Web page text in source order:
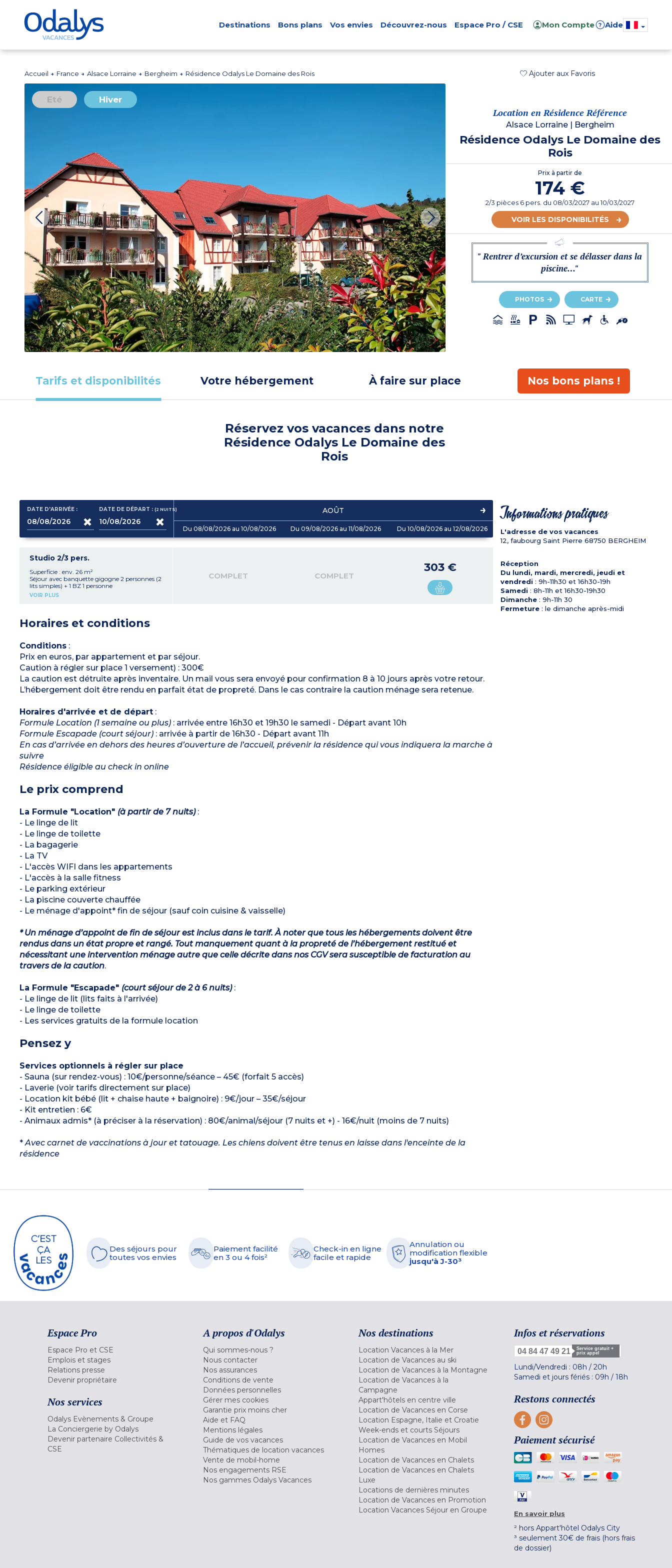
Destinations Bons plans Vos envies Découvrez-nous Espace Pro / CSE Mon Compte ? Aide
Accueil France Alsace Lorraine Bergheim Résidence Odalys Le Domaine des Rois Ajouter aux Favoris
Eté Hiver
Location en Résidence Référence
Alsace Lorraine| Bergheim
Résidence Odalys Le Domaine des
Rois
Prix à partir de
174 €
2/3 pièces 6 pers. du 08/03/2027 au 10/03/2027
VOIR LES DISPONIBILITÉS
" Rentrer d’excursion et se délasser dans la
piscine…"
PHOTOS CARTE
Tarifs et disponibilités Votre hébergement À faire sur place Nos bons plans !
Réservez vos vacances dans notre
Résidence Odalys Le Domaine des
Rois
DATE D'ARRIVÉE : DATE DE DÉPART :(2NUITS) AOÛT
Du 08/08/2026 au 10/08/2026 Du 09/08/2026 au 11/08/2026 Du 10/08/2026 au 12/08/2026
Studio 2/3 pers.
Superficie : env. 26 m²
Séjour avec banquette gigogne 2 personnes (2
lits simples) + 1 BZ 1 personne
Kitchenette équipée (plaque vitrocéramique,
VOIR PLUS
COMPLET COMPLET
303 €
Horaires et conditions
Conditions:
Prix en euros, par appartement et par séjour.
Caution à régler sur place 1 versement) : 300€
La caution est détruite après inventaire. Un mail vous sera envoyé pour confirmation 8 à 10 jours après votre retour.
L’hébergement doit être rendu en parfait état de propreté. Dans le cas contraire la caution ménage sera retenue.
Horaires d'arrivée et de départ:
Formule Location (1 semaine ou plus): arrivée entre 16h30 et 19h30 le samedi - Départ avant 10h
Formule Escapade (court séjour): arrivée à partir de 16h30 - Départ avant 11h
En cas d’arrivée en dehors des heures d’ouverture de l’accueil, prévenir la résidence qui vous indiquera la marche à
suivre
Résidence éligible au check in online
Le prix comprend
La Formule "Location" (à partir de 7 nuits):
- Le linge de lit
- Le linge de toilette
- La bagagerie
- La TV
- L'accès WIFI dans les appartements
- L'accès à la salle fitness
- Le parking extérieur
- La piscine couverte chauffée
- Le ménage d'appoint* fin de séjour (sauf coin cuisine & vaisselle)
* Un ménage d’appoint de fin de séjour est inclus dans le tarif. À noter que tous les hébergements doivent être
rendus dans un état propre et rangé. Tout manquement quant à la propreté de l’hébergement restitué et
nécessitant une intervention ménage autre que celle décrite dans nos CGV sera susceptible de facturation au
travers de la caution.
La Formule "Escapade" (court séjour de 2 à 6 nuits):
- Le linge de lit (lits faits à l'arrivée)
- Le linge de toilette
- Les services gratuits de la formule location
Pensez y
Services optionnels à régler sur place
- Sauna (sur rendez-vous) : 10€/personne/séance – 45€ (forfait 5 accès)
- Laverie (voir tarifs directement sur place)
- Location kit bébé (lit + chaise haute + baignoire) : 9€/jour – 35€/séjour
- Kit entretien : 6€
- Animaux admis* (à préciser à la réservation) : 80€/animal/séjour (7 nuits et +) - 16€/nuit (moins de 7 nuits)
*Avec carnet de vaccinations à jour et tatouage. Les chiens doivent être tenus en laisse dans l'enceinte de la
résidence
Informations pratiques
L'adresse de vos vacances
12, faubourg Saint Pierre 68750 BERGHEIM
Réception
Du lundi, mardi, mercredi, jeudi et
vendredi : 9h-11h30 et 16h30-19h
Samedi : 8h-11h et 16h30-19h30
Dimanche: 9h-11h 30
Fermeture: le dimanche après-midi
Des séjours pour
toutes vos envies
Paiement facilité
en 3 ou 4 fois²
Check-in en ligne
facile et rapide
Annulation ou
modification flexible
jusqu'à J-30³
Espace Pro
Espace Pro et CSE
Emplois et stages
Relations presse
Devenir propriétaire
Nos services
Odalys Evènements & Groupe
La Conciergerie by Odalys
Devenir partenaire Collectivités &
CSE
A propos d'Odalys
Qui sommes-nous ?
Nous contacter
Nos assurances
Conditions de vente
Données personnelles
Gérer mes cookies
Garantie prix moins cher
Aide et FAQ
Mentions légales
Guide de vos vacances
Thématiques de location vacances
Vente de mobil-home
Nos engagements RSE
Nos gammes Odalys Vacances
Nos destinations
Location Vacances à la Mer
Location de Vacances au ski
Location de Vacances à la Montagne
Location de Vacances à la
Campagne
Appart'hôtels en centre ville
Location de Vacances en Corse
Location Espagne, Italie et Croatie
Week-ends et courts Séjours
Location de Vacances en Mobil
Homes
Location de Vacances en Chalets
Location de Vacances en Chalets
Luxe
Locations de dernières minutes
Location de Vacances en Promotion
Location Vacances Séjour en Groupe
Infos et réservations
04 84 47 49 21
Service gratuit +
prix appel
Lundi/Vendredi : 08h / 20h
Samedi et jours fériés : 09h / 18h
Restons connectés
Paiement sécurisé
En savoir plus
² hors Appart'hôtel Odalys City
³ seulement 30€ de frais (hors frais
de dossier)